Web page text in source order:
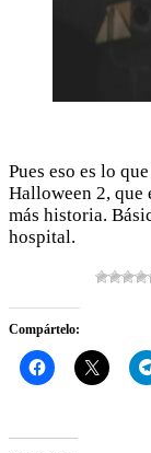
Pues eso es lo
Halloween 2, que
más historia.
hospital.
Compártelo: